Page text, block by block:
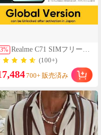
% Realme C71 SIMフリース
マートフォン
6GB+128GB/8GB+256GB
グローバル版 4G LTE、
Android 15、50MP AIカメ
ラ、120Hzディスプレ
イ、6000mAh大容量バッ
テリー、45W急速充電、
オクタコアチップセッ
ト、アダプターなし
(100+)
700+ 販売済み